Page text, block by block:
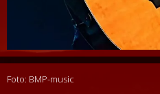
Foto: BMP-music